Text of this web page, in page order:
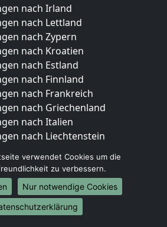
nach Irland
nach Lettland
nach Zypern
nach Kroatien
nach Estland
nach Finnland
nach Frankreich
nach Griechenland
nach Italien
nach Liechtenstein
nach Niederlande
nach Norwegen
verwendet Cookies um die
zu verbessern.
Nur notwendige Cookies